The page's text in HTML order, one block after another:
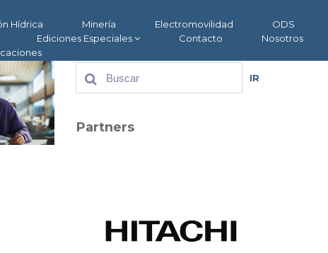
Hídrica Minería Electromovilidad
ODS
Ediciones Especiales Contacto
Nosotros
IR
Partners